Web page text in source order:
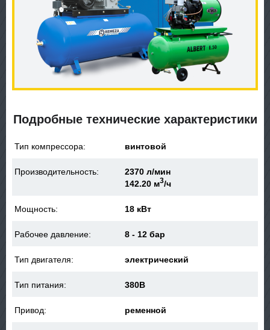
Подробные технические характеристики
Тип компрессора: винтовой
Производительность:
2370 л/мин
142.20 м3/ч
Мощность: 18 кВт
Рабочее давление: 8 - 12 бар
Тип двигателя: электрический
Тип питания: 380В
Привод: ременной